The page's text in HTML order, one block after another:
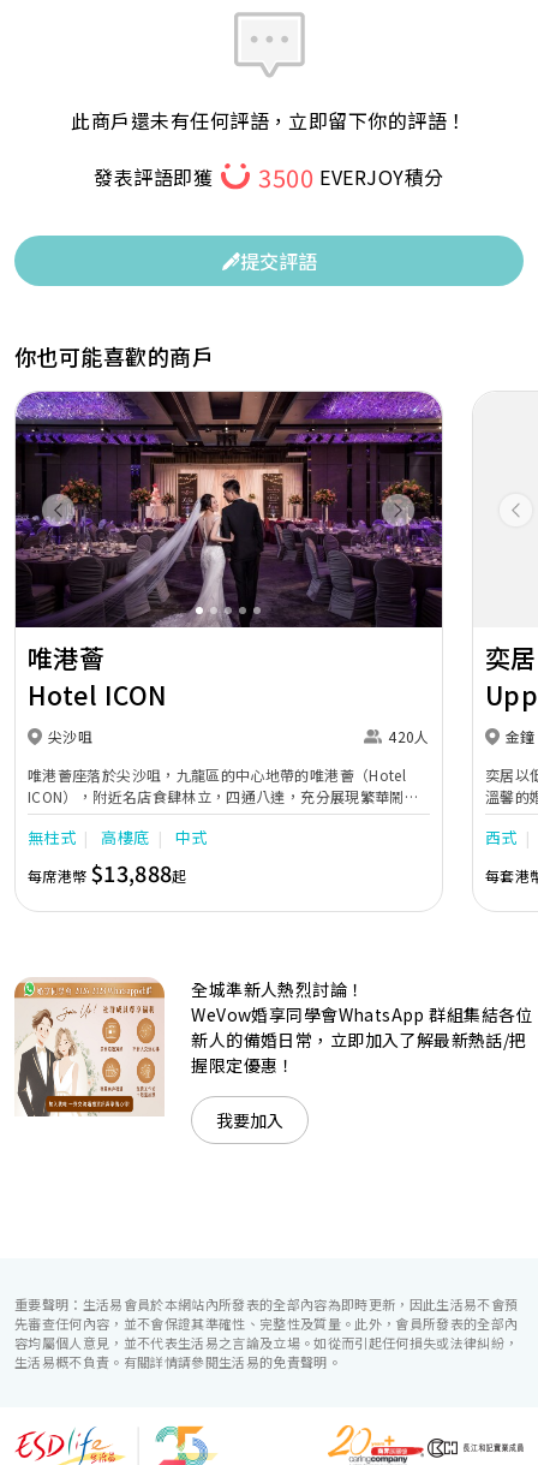
此商戶還未有任何評語，立即留下你的評語！
發表評語即獲
3500 EVERJOY積分
提交評語
你也可能喜歡的商戶
Previous Next
唯港薈
Hotel ICON
尖沙咀
420人
唯港薈座落於尖沙咀，九龍區的中心地帶的唯港薈（Hotel
ICON），附近名店食肆林立，四通八達，充分展現繁華鬧巿
中的活力個性，成為一眾準新人舉辦婚宴的熱門之選。專業團
隊由策劃統籌至所有婚宴每個細節，唯港薈都力臻完美，保證
讓您留下獨特的醉人回憶。 擁有時尚高樓頂的Silverbox宴會
廳，配置了全套先進的視聽影音及燈光設備配套，並採用極富
現代時尚感的水晶玻璃燈，演繹出與別不同的經典神韻。不論
準新人的個性及預算﹔保證為您打造夢寐以求的特別日子，令
賓客永誌難忘！
無柱式 高樓底 中式
每席港幣 $13,888起
奕居
金鐘
奕居以
溫馨的
團隊會
西式
每套港
全城準新人熱烈討論！
WeVow婚享同學會WhatsApp 群組集結各位
新人的備婚日常，立即加入了解最新熱話/把
握限定優惠！
我要加入
重要聲明：生活易會員於本網站內所發表的全部內容為即時更新，因此生活易不會預
先審查任何內容，並不會保證其準確性、完整性及質量。此外，會員所發表的全部內
容均屬個人意見，並不代表生活易之言論及立場。如從而引起任何損失或法律糾紛，
生活易概不負責。有關詳情請參閱生活易的免責聲明。